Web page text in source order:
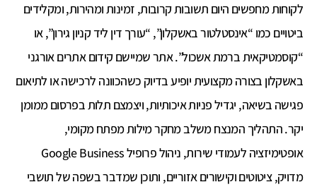
לקוחות מחפשים היום תשובות קרובות, זמינות ומהירות, ומקלידים
ביטויים כמו “אינסטלטור באשקלון”, “עורך דין ליד קניון גירון”, או
“קוסמטיקאית ברמת אשכול”. אתר שמיישם קידום אתרים אורגני
באשקלון בצורה מקצועית יופיע בדיוק כשהכוונה לרכישה או לתיאום
פגישה בשיאה, יגדיל פניות איכותיות, ויצמצם תלות בפרסום ממומן
יקר. התהליך המנצח משלב מחקר מילות מפתח מקומי,
אופטימיזציה לעמודי שירות, ניהול פרופיל Google Business
מדויק, ציטוטים וקישורים אזוריים, ותוכן שמדבר בשפה של תושבי